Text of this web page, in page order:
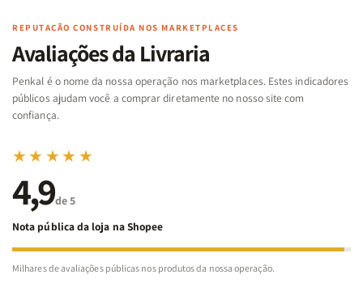
Famílias
Bíblia
-
Penkal
Famílias
da
Bíblia
-
Penkal
de
REPUTAÇÃO CONSTRUÍDA NOS MARKETPLACES
Avaliações da Livraria
Penkal é o nome da nossa operação nos marketplaces. Estes indicadores
públicos ajudam você a comprar diretamente no nosso site com
confiança.
★★★★★
4,9de 5
Nota pública da loja na Shopee
Milhares de avaliações públicas nos produtos da nossa operação.